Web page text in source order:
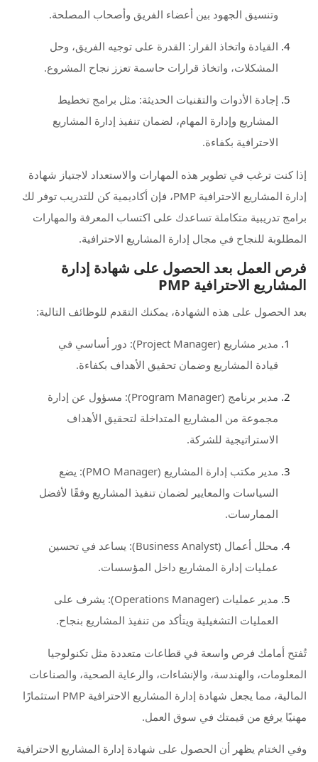
وتنسيق الجهود بين أعضاء الفريق وأصحاب المصلحة.
القيادة واتخاذ القرار: القدرة على توجيه الفريق، وحل
المشكلات، واتخاذ قرارات حاسمة تعزز نجاح المشروع.
إجادة الأدوات والتقنيات الحديثة: مثل برامج تخطيط
المشاريع وإدارة المهام، لضمان تنفيذ إدارة المشاريع
الاحترافية بكفاءة.
إذا كنت ترغب في تطوير هذه المهارات والاستعداد لاجتياز شهادة
إدارة المشاريع الاحترافية PMP، فإن أكاديمية كن للتدريب توفر لك
برامج تدريبية متكاملة تساعدك على اكتساب المعرفة والمهارات
المطلوبة للنجاح في مجال إدارة المشاريع الاحترافية.
فرص العمل بعد الحصول على شهادة إدارة
المشاريع الاحترافية PMP
بعد الحصول على هذه الشهادة، يمكنك التقدم للوظائف التالية:
مدير مشاريع (Project Manager): دور أساسي في
قيادة المشاريع وضمان تحقيق الأهداف بكفاءة.
مدير برنامج (Program Manager): مسؤول عن إدارة
مجموعة من المشاريع المتداخلة لتحقيق الأهداف
الاستراتيجية للشركة.
مدير مكتب إدارة المشاريع (PMO Manager): يضع
السياسات والمعايير لضمان تنفيذ المشاريع وفقًا لأفضل
الممارسات.
محلل أعمال (Business Analyst): يساعد في تحسين
عمليات إدارة المشاريع داخل المؤسسات.
مدير عمليات (Operations Manager): يشرف على
العمليات التشغيلية ويتأكد من تنفيذ المشاريع بنجاح.
تُفتح أمامك فرص واسعة في قطاعات متعددة مثل تكنولوجيا
المعلومات، والهندسة، والإنشاءات، والرعاية الصحية، والصناعات
المالية، مما يجعل شهادة إدارة المشاريع الاحترافية PMP استثمارًا
مهنيًا يرفع من قيمتك في سوق العمل.
وفي الختام يظهر أن الحصول على شهادة إدارة المشاريع الاحترافية